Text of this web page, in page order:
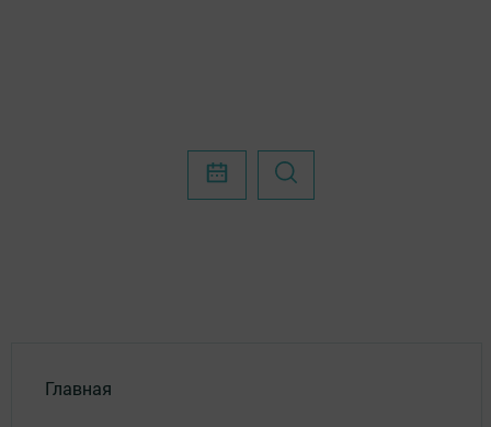
Главная